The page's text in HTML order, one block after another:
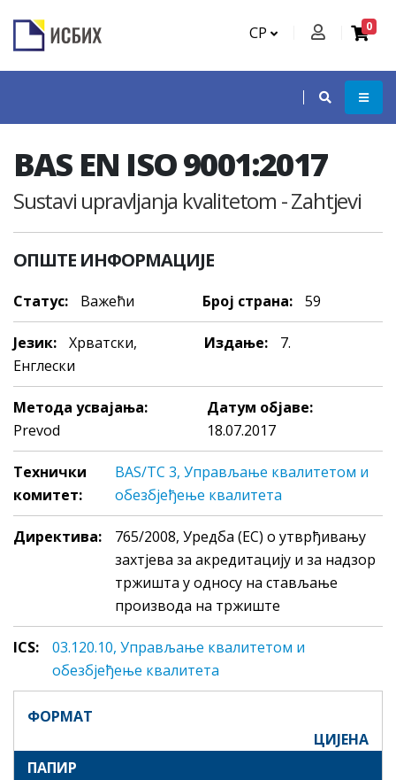
СР 0
BAS EN ISO 9001:2017
Sustavi upravljanja kvalitetom - Zahtjevi
ОПШТЕ ИНФОРМАЦИЈЕ
Статус: Важећи Број страна: 59
Језик:
Хрватски,
Енглески
Издање: 7.
Метода усвајања:
Prevod
Датум објаве:
18.07.2017
Технички
комитет:
BAS/TC 3, Управљање квалитетом и
обезбјеђење квалитета
Директива:
765/2008, Уредба (EC) о утврђивању
захтјева за акредитацију и за надзор
тржишта у односу на стављање
производа на тржиште
ICS:
03.120.10, Упрaвљaњe квaлитeтoм и
обезбјеђење квaлитeтa
ФОРМАТ
ЦИЈЕНА
ПАПИР